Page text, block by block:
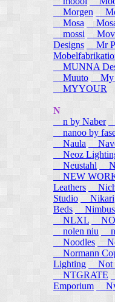
Morgen
Mosa
mossi
Designs
Mr
MUNNA
Muuto My
MYYOUR
N
n by Naber
nanoo by
Naula
Neoz
Neustahl
NEW
Leathers
Studio
Nikari
Beds
Nimbus
NLXL
nolen niu
Noodles
Normann
Lighting
Not
NTGRATE
Emporium